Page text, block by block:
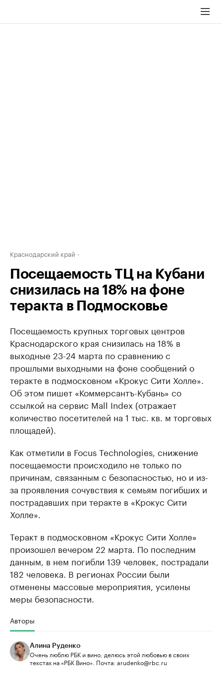
Краснодарский край
Посещаемость ТЦ на Кубани
снизилась на 18% на фоне
теракта в Подмосковье
Посещаемость крупных торговых центров
Краснодарского края снизилась на 18% в
выходные 23-24 марта по сравнению с
прошлыми выходными на фоне сообщений о
теракте в подмосковном «Крокус Сити Холле».
Об этом пишет «Коммерсантъ-Кубань» со
ссылкой на сервис Mall Index (отражает
количество посетителей на 1 тыс. кв. м торговых
площадей).
Как отметили в Focus Technologies, снижение
посещаемости происходило не только по
причинам, связанным с безопасностью, но и из-
за проявления сочувствия к семьям погибших и
пострадавших при теракте в «Крокус Сити
Холле».
Теракт в подмосковном «Крокус Сити Холле»
произошел вечером 22 марта. По последним
данным, в нем погибли 139 человек, пострадали
182 человека. В регионах России были
отменены массовые мероприятия, усилены
меры безопасности.
Авторы
Алина Руденко
Очень люблю РБК и вино, делюсь этой любовью в своих
текстах на «РБК Вино». Почта: arudenko@rbc.ru